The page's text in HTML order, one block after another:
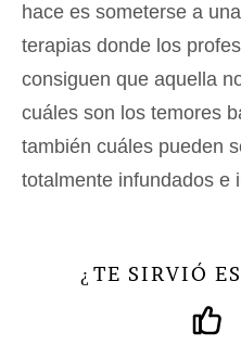
hace es someterse a
terapias donde los
consiguen que aquella
cuáles son los temores
también cuáles pueden
totalmente infundados e
¿ TE SIRVIÓ